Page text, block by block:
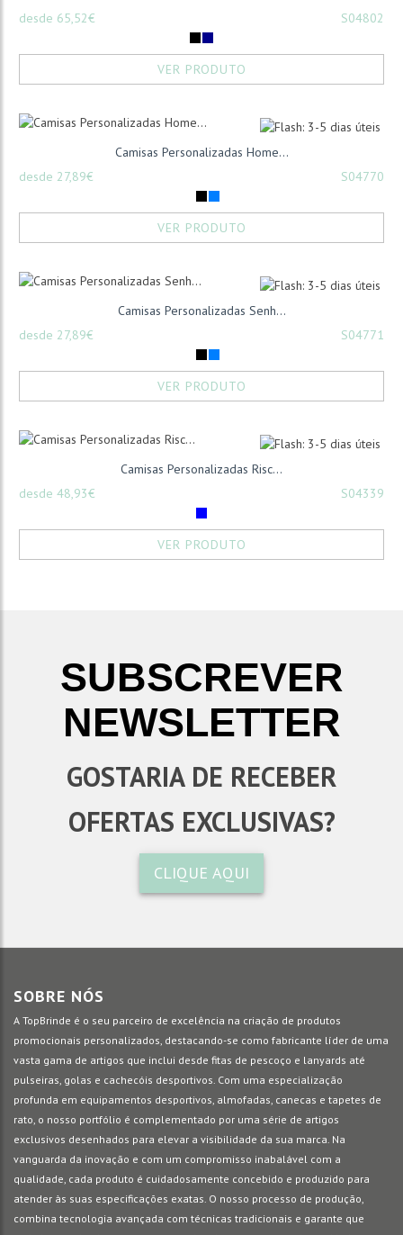
desde 65,52€
S04802
VER PRODUTO
Camisas Personalizadas Home...
desde 27,89€
S04770
VER PRODUTO
Camisas Personalizadas Senh...
desde 27,89€
S04771
VER PRODUTO
Camisas Personalizadas Risc...
desde 48,93€
S04339
VER PRODUTO
SUBSCREVER
NEWSLETTER
GOSTARIA DE RECEBER
OFERTAS EXCLUSIVAS?
CLIQUE AQUI
SOBRE NÓS
A TopBrinde é o seu parceiro de excelência na criação de produtos
promocionais personalizados, destacando-se como fabricante líder de uma
vasta gama de artigos que inclui desde fitas de pescoço e lanyards até
pulseiras, golas e cachecóis desportivos. Com uma especialização
profunda em equipamentos desportivos, almofadas, canecas e tapetes de
rato, o nosso portfólio é complementado por uma série de artigos
exclusivos desenhados para elevar a visibilidade da sua marca. Na
vanguarda da inovação e com um compromisso inabalável com a
qualidade, cada produto é cuidadosamente concebido e produzido para
atender às suas especificações exatas. O nosso processo de produção,
combina tecnologia avançada com técnicas tradicionais e garante que